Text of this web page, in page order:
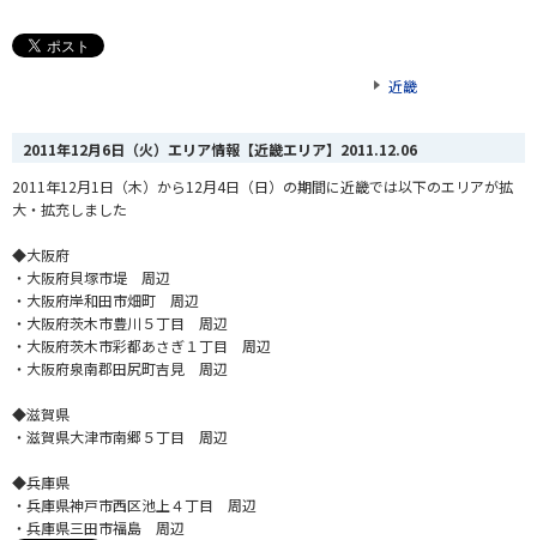
近畿
2011年12月6日（火）エリア情報【近畿エリア】 2011.12.06
2011年12月1日（木）から12月4日（日）の期間に近畿では以下のエリアが拡
大・拡充しました
◆大阪府
・大阪府貝塚市堤 周辺
・大阪府岸和田市畑町 周辺
・大阪府茨木市豊川５丁目 周辺
・大阪府茨木市彩都あさぎ１丁目 周辺
・大阪府泉南郡田尻町吉見 周辺
◆滋賀県
・滋賀県大津市南郷５丁目 周辺
◆兵庫県
・兵庫県神戸市西区池上４丁目 周辺
・兵庫県三田市福島 周辺